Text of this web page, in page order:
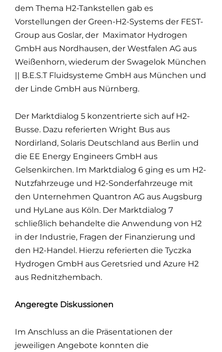
dem Thema H2-Tankstellen gab es
Vorstellungen der Green-H2-Systems der FEST-
Group aus Goslar, der Maximator Hydrogen
GmbH aus Nordhausen, der Westfalen AG aus
Weißenhorn, wiederum der Swagelok München
|| B.E.S.T Fluidsysteme GmbH aus München und
der Linde GmbH aus Nürnberg.
Der Marktdialog 5 konzentrierte sich auf H2-
Busse. Dazu referierten Wright Bus aus
Nordirland, Solaris Deutschland aus Berlin und
die EE Energy Engineers GmbH aus
Gelsenkirchen. Im Marktdialog 6 ging es um H2-
Nutzfahrzeuge und H2-Sonderfahrzeuge mit
den Unternehmen Quantron AG aus Augsburg
und HyLane aus Köln. Der Marktdialog 7
schließlich behandelte die Anwendung von H2
in der Industrie, Fragen der Finanzierung und
den H2-Handel. Hierzu referierten die Tyczka
Hydrogen GmbH aus Geretsried und Azure H2
aus Rednitzhembach.
Angeregte Diskussionen
Im Anschluss an die Präsentationen der
jeweiligen Angebote konnten die